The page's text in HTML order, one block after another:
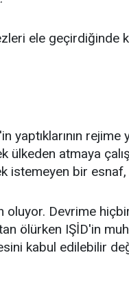
ele geçirdiğinde
rejime
atmaya
istemeyen bir esnaf,
oluyor. Devrime
ölürken IŞİD'in
kabul edilebilir